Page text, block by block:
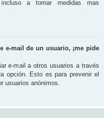
incluso a tomar medidas mas
e-mail de un usuario, ¡me pide
e-mail a otros usuarios a través
opción. Esto es para prevenir el
usuarios anónimos.